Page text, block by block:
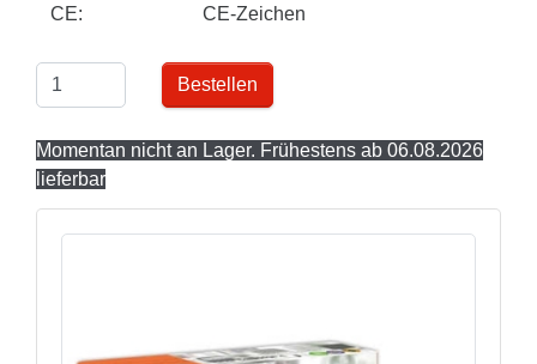
CE: CE-Zeichen
Bestellen
Momentan nicht an Lager. Frühestens ab 06.08.2026
lieferbar